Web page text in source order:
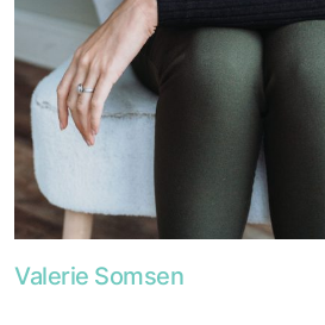
Valerie Somsen